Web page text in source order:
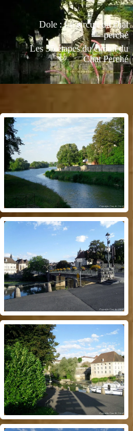
Dole : Le circuit du chat
perché
Les 35 étapes du circuit du
Chat Perché